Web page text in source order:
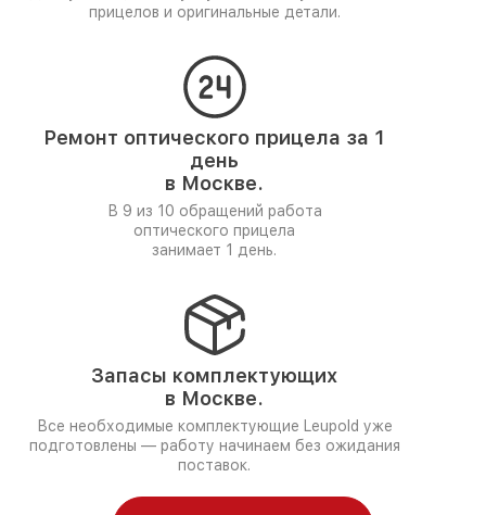
прицелов и оригинальные детали.
Ремонт оптического прицела за 1
день
в Москве.
В 9 из 10 обращений работа
оптического прицела
занимает 1 день.
Запасы комплектующих
в Москве.
Все необходимые комплектующие Leupold уже
подготовлены — работу начинаем без ожидания
поставок.